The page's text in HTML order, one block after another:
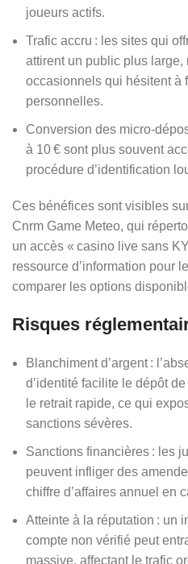
joueurs actifs.
Trafic accru : les sites qui
attirent un public plus
occasionnels qui hésitent à
personnelles.
Conversion des
à 10 € sont plus souvent
procédure d’identification
Ces bénéfices sont visibles
Cnrm Game Meteo, qui
un accès « casino live sans
ressource d’information pour
comparer les options
Risques
Blanchiment d’argent :
d’identité facilite le dépôt
le retrait rapide, ce qui
sanctions sévères.
Sanctions financières : les
peuvent infliger des
chiffre d’affaires annuel en
Atteinte à la réputation : un
compte non vérifié peut
massive, affectant le trafic